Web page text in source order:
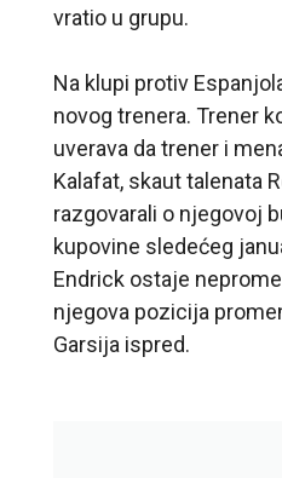
vratio u grupu.
Na klupi protiv
novog trenera. Trener
uverava da trener i
Kalafat, skaut talenata
razgovarali o njegovoj
kupovine sledećeg
Endrick ostaje
njegova pozicija
Garsija ispred.